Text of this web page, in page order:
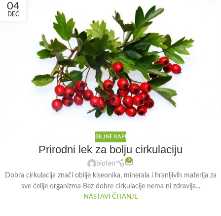
04
DEC
BILJNE KAPI
Prirodni lek za bolju cirkulaciju
bioteo
3
Dobra cirkulacija znači obilje kiseonika, minerala i hranljivih materija za
sve ćelije organizma Bez dobre cirkulacije nema ni zdravlja...
NASTAVI ČITANJE